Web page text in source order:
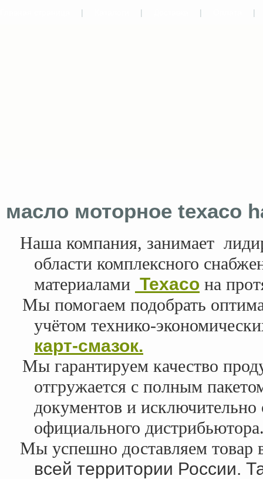
| | | |
масло моторное texaco
Наша компания, занимает
области комплексного
материалами Texaco на
Мы помогаем подобрать
учётом технико-
карт-смазок.
Мы гарантируем качество
отгружается с полным
документов и исключительно
официального
Мы успешно доставляем товар
всей территории России.